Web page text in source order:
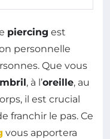
piercing est
personnelle
Que vous
, à l’oreille, au
il est crucial
franchir le pas. Ce
vous apportera